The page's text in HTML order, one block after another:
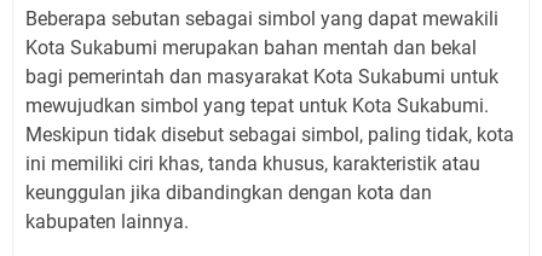
Beberapa sebutan sebagai simbol yang dapat mewakili
Kota Sukabumi merupakan bahan mentah dan bekal
bagi pemerintah dan masyarakat Kota Sukabumi untuk
mewujudkan simbol yang tepat untuk Kota Sukabumi.
Meskipun tidak disebut sebagai simbol, paling tidak, kota
ini memiliki ciri khas, tanda khusus, karakteristik atau
keunggulan jika dibandingkan dengan kota dan
kabupaten lainnya.